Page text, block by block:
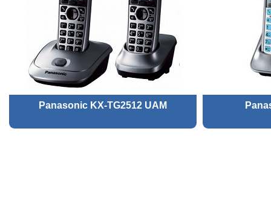
Panasonic KX-TG2512 UAM